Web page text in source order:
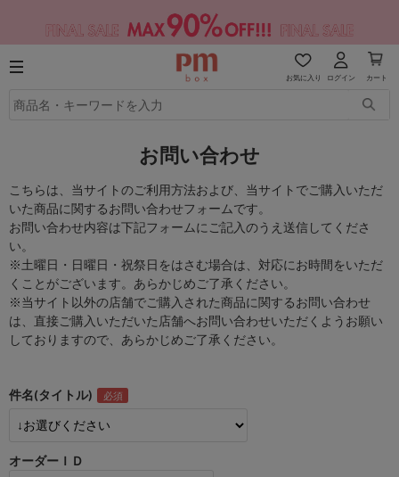
お気に入り ログイン カート
お問い合わせ
こちらは、当サイトのご利用方法および、当サイトでご購入いただ
いた商品に関するお問い合わせフォームです。
お問い合わせ内容は下記フォームにご記入のうえ送信してくださ
い。
※土曜日・日曜日・祝祭日をはさむ場合は、対応にお時間をいただ
くことがございます。あらかじめご了承ください。
※当サイト以外の店舗でご購入された商品に関するお問い合わせ
は、直接ご購入いただいた店舗へお問い合わせいただくようお願い
しておりますので、あらかじめご了承ください。
件名(タイトル)
オーダーＩＤ